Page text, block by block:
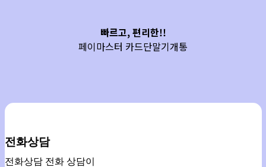
빠르고, 편리한!!
페이마스터 카드단말기개통
전화상담
전화상담 전화 상담이